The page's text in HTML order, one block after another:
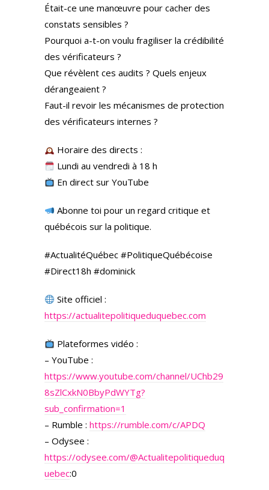
Était-ce une manœuvre pour cacher des
constats sensibles ?
Pourquoi a-t-on voulu fragiliser la crédibilité
des vérificateurs ?
Que révèlent ces audits ? Quels enjeux
dérangeaient ?
Faut-il revoir les mécanismes de protection
des vérificateurs internes ?
Horaire des directs :
Lundi au vendredi à 18 h
En direct sur YouTube
Abonne toi pour un regard critique et
québécois sur la politique.
#ActualitéQuébec #PolitiqueQuébécoise
#Direct18h #dominick
Site officiel :
https://actualitepolitiqueduquebec.com
Plateformes vidéo :
– YouTube :
https://www.youtube.com/channel/UChb29
8sZlCxkN0BbyPdWYTg?
sub_confirmation=1
– Rumble : https://rumble.com/c/APDQ
– Odysee :
https://odysee.com/@Actualitepolitiqueduq
uebec:0